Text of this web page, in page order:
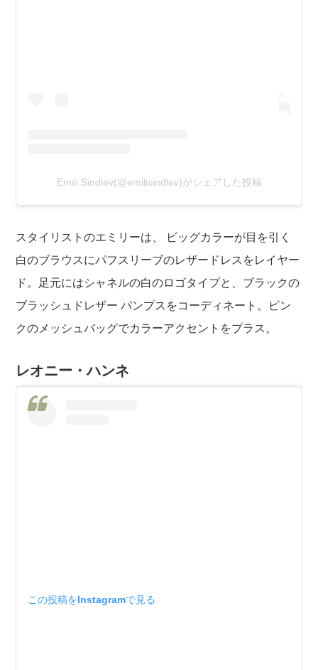
Emili Sindlev(@emilisindlev)がシェアした投稿
スタイリストのエミリーは、 ビッグカラーが目を引く
白のブラウスにパフスリーブのレザードレスをレイヤー
ド。足元にはシャネルの白のロゴタイプと、ブラックの
ブラッシュドレザー パンプスをコーディネート。ピン
クのメッシュバッグでカラーアクセントをプラス。
レオニー・ハンネ
この投稿をInstagramで見る